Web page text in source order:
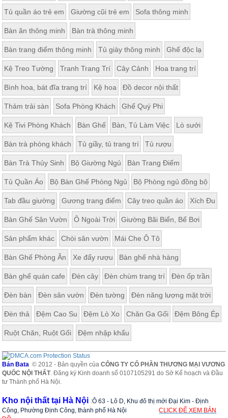
Tủ quần áo trẻ em Giường cũi trẻ em Sofa thông minh
Bàn ăn thông minh Bàn trà thông minh
Bàn trang điểm thông minh Tủ giày thông minh Ghế độc lạ
Kệ Treo Tường Tranh Trang Trí Cây Cảnh Hoa trang trí
Bình hoa, bát đĩa trang trí Kệ hoa Đồ decor nội thất
Thảm trải sàn Sofa Phòng Khách Ghế Quý Phi
Kệ Tivi Phòng Khách Bàn Ghế Bàn, Tủ Làm Việc Lò sưởi
Bàn trà phòng khách Tủ giầy, tủ trang trí Tủ rượu
Bàn Trà Thủy Sinh Bộ Giường Ngủ Bàn Trang Điểm
Tủ Quần Áo Bộ Bàn Ghế Phòng Ngủ Bộ Phòng ngủ đồng bộ
Tab đầu giường Gương trang điểm Cây treo quần áo Xích Đu
Bàn Ghế Sân Vườn Ô Ngoài Trời Giường Bãi Biển, Bể Bơi
Sản phẩm khác Chòi sân vườn Mái Che Ô Tô
Bàn Ghế Phòng Ăn Xe đẩy rượu Bàn ghế nhà hàng
Bàn ghế quán cafe Đèn cây Đèn chùm trang trí Đèn ốp trần
Đèn bàn Đèn sân vườn Đèn tường Đèn năng lượng mặt trời
Đèn thả Đệm Cao Su Đệm Lò Xo Chăn Ga Gối Đệm Bông Ép
Ruột Chăn, Ruột Gối Đệm nhập khẩu
Bản Bata © 2012 - Bản quyền củaCÔNG TY CỔ PHẦN THƯƠNG MẠI VƯƠNG
QUỐC NỘI THẤT. Đăng ký Kinh doanh số 0107105291 do Sở Kế hoạch và Đầu
tư Thành phố Hà Nội.
Kho nội thất tại Hà Nội :Ô 63 - Lô D, Khu đô thị mới Đại Kim - Định
Công, Phường Định Công, thành phố Hà Nội
CLICK ĐỂ XEM BẢN